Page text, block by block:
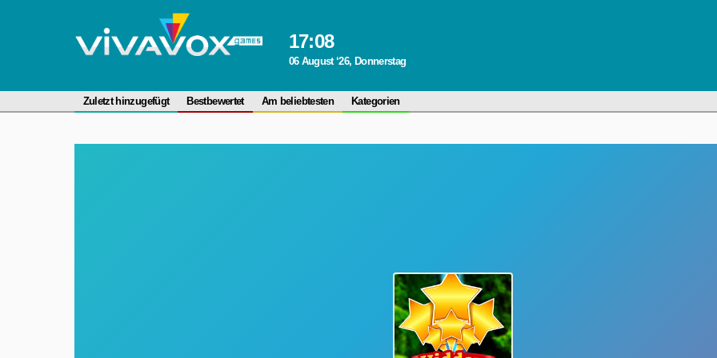
17:08
06 August ‘26, Donnerstag
Zuletzt hinzugefügt Bestbewertet Am beliebtesten Kategorien